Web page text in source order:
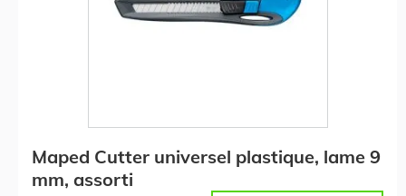
Maped Cutter universel plastique, lame 9
mm, assorti